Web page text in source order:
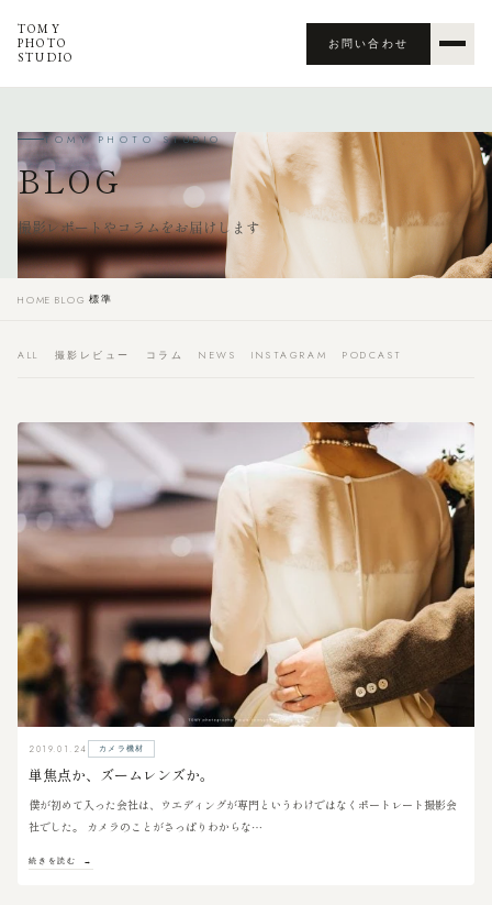
TOMY
PHOTO
STUDIO
お問い合わせ
TOMY PHOTO STUDIO
BLOG
撮影レポートやコラムをお届けします
HOME ›BLOG ›標準
ALL 撮影レビュー コラム NEWS INSTAGRAM PODCAST
2019.01.24 カメラ機材
単焦点か、ズームレンズか。
僕が初めて入った会社は、ウエディングが専門というわけではなくポートレート撮影会
社でした。 カメラのことがさっぱりわからな…
続きを読む